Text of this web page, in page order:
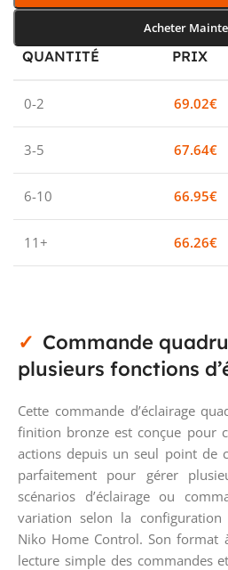
Acheter
QUANTITÉ PRIX
0-2 69.02€
3-5 67.64€
6-10 66.95€
11+ 66.26€
Commande
plusieurs fonctions
Cette commande d’éclairage
finition bronze est conçue pour
actions depuis un seul point de
parfaitement pour gérer
scénarios d’éclairage ou
variation selon la
Niko Home Control. Son format
lecture simple des commandes